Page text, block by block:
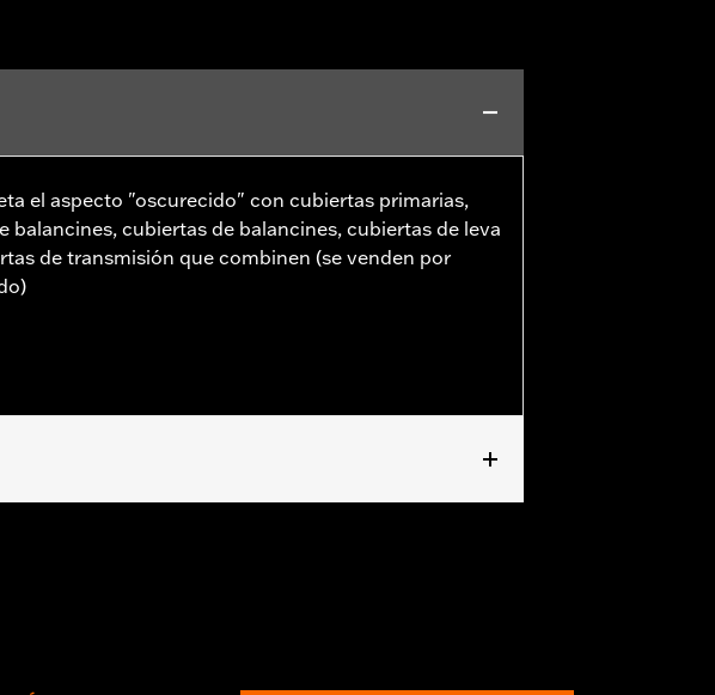
el aspecto "oscurecido" con cubiertas primarias,
balancines, cubiertas de balancines, cubiertas de leva
de transmisión que combinen (se venden por